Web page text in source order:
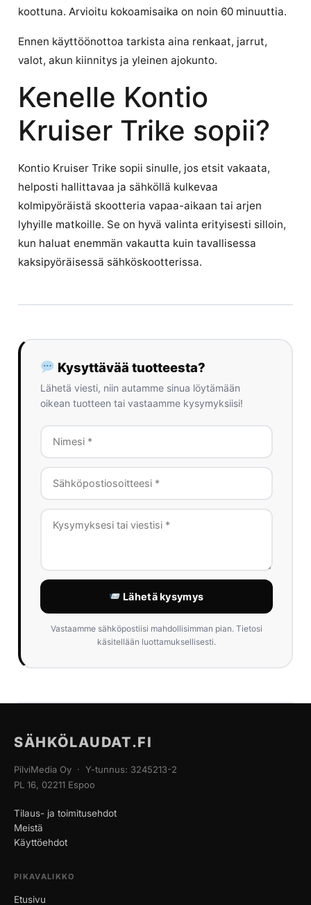
koottuna. Arvioitu kokoamisaika on noin 60 minuuttia.
Ennen käyttöönottoa tarkista aina renkaat, jarrut,
valot, akun kiinnitys ja yleinen ajokunto.
Kenelle Kontio
Kruiser Trike sopii?
Kontio Kruiser Trike sopii sinulle, jos etsit vakaata,
helposti hallittavaa ja sähköllä kulkevaa
kolmipyöräistä skootteria vapaa-aikaan tai arjen
lyhyille matkoille. Se on hyvä valinta erityisesti silloin,
kun haluat enemmän vakautta kuin tavallisessa
kaksipyöräisessä sähköskootterissa.
Kysyttävää tuotteesta?
Lähetä viesti, niin autamme sinua löytämään
oikean tuotteen tai vastaamme kysymyksiisi!
Lähetä kysymys
Vastaamme sähköpostiisi mahdollisimman pian. Tietosi
käsitellään luottamuksellisesti.
SÄHKÖLAUDAT.FI
PilviMedia Oy · Y-tunnus: 3245213-2
PL 16, 02211 Espoo
Tilaus- ja toimitusehdot
Meistä
Käyttöehdot
PIKAVALIKKO
Etusivu